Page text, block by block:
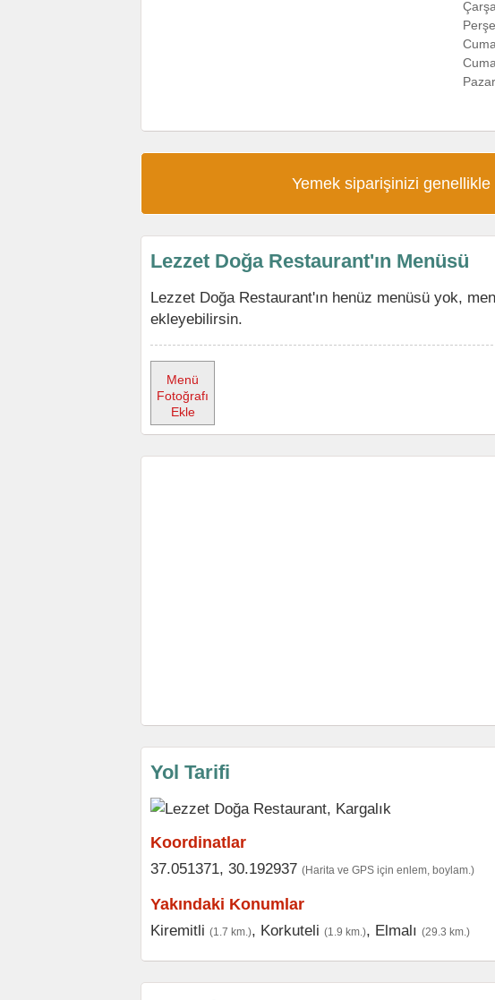
Yemek siparişinizi
Lezzet Doğa Restaurant'ın Menüsü
Lezzet Doğa Restaurant'ın henüz menüsü yok,
ekleyebilirsin.
Menü
Fotoğrafı
Ekle
Yol Tarifi
Koordinatlar
37.051371, 30.192937 (Harita ve GPS için enlem, boylam.)
Yakındaki Konumlar
Kiremitli (1.7 km.), Korkuteli (1.9 km.), Elmalı (29.3 km.)